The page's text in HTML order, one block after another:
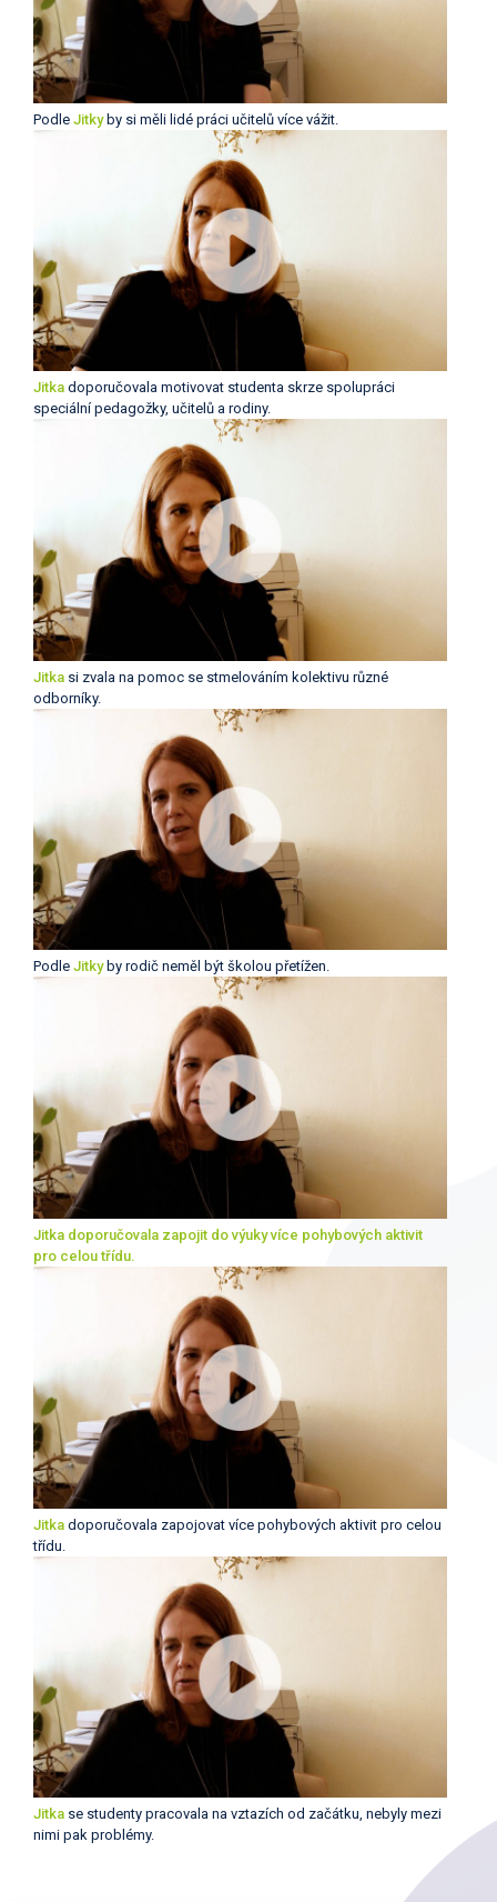
Podle Jitkyby si měli lidé práci učitelů více vážit.
Jitka doporučovala motivovat studenta skrze spolupráci
speciální pedagožky, učitelů a rodiny.
Jitka si zvala na pomoc se stmelováním kolektivu různé
odborníky.
Podle Jitky by rodič neměl být školou přetížen.
Jitka doporučovala zapojit do výuky více pohybových aktivit
pro celou třídu.
Jitka doporučovala zapojovat více pohybových aktivit pro celou
třídu.
Jitka se studenty pracovala na vztazích od začátku, nebyly mezi
nimi pak problémy.